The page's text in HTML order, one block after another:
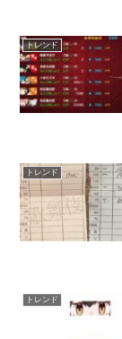
トレンド
トレンド
トレンド